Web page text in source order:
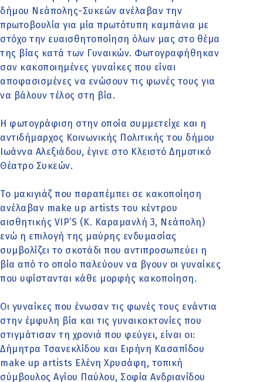
δήμου Νεάπολης-Συκεών ανέλαβαν την
πρωτοβουλία για μία πρωτότυπη καμπάνια με
στόχο την ευαισθητοποίηση όλων μας στο θέμα
της βίας κατά των Γυναικών. Φωτογραφήθηκαν
σαν κακοποιημένες γυναίκες που είναι
αποφασισμένες να ενώσουν τις φωνές τους για
να βάλουν τέλος στη βία.
Η φωτογράφιση στην οποία συμμετείχε και η
αντιδήμαρχος Κοινωνικής Πολιτικής του δήμου
Ιωάννα Αλεξιάδου, έγινε στο Κλειστό Δημοτικό
Θέατρο Συκεών.
Το μακιγιάζ που παραπέμπει σε κακοποίηση
ανέλαβαν make up artists του κέντρου
αισθητικής VIP’S (Κ. Καραμανλή 3, Nεάπολη)
ενώ η επιλογή της μαύρης ενδυμασίας
συμβολίζει το σκοτάδι που αντιπροσωπεύει η
βία από το οποίο παλεύουν να βγουν οι γυναίκες
που υφίστανται κάθε μορφής κακοποίηση.
Οι γυναίκες που ένωσαν τις φωνές τους ενάντια
στην έμφυλη βία και τις γυναικοκτονίες που
στιγμάτισαν τη χρονιά που φεύγει, είναι οι:
Δήμητρα Τσανεκλίδου και Ειρήνη Κασαπίδου
make up artists Ελένη Χρυσάφη, τοπική
σύμβουλος Αγίου Παύλου, Σοφία Ανδριανίδου